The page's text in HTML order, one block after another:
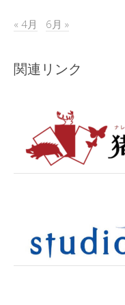
« 4月 6月 »
関連リンク